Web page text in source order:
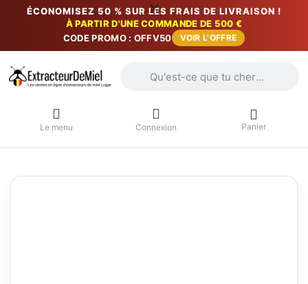
ÉCONOMISEZ 50 % SUR LES FRAIS DE LIVRAISON !
À PARTIR D'UNE COMMANDE DE 500 €
CODE PROMO : OFFV50
VOIR L'OFFRE
Le menu Connexion Panier